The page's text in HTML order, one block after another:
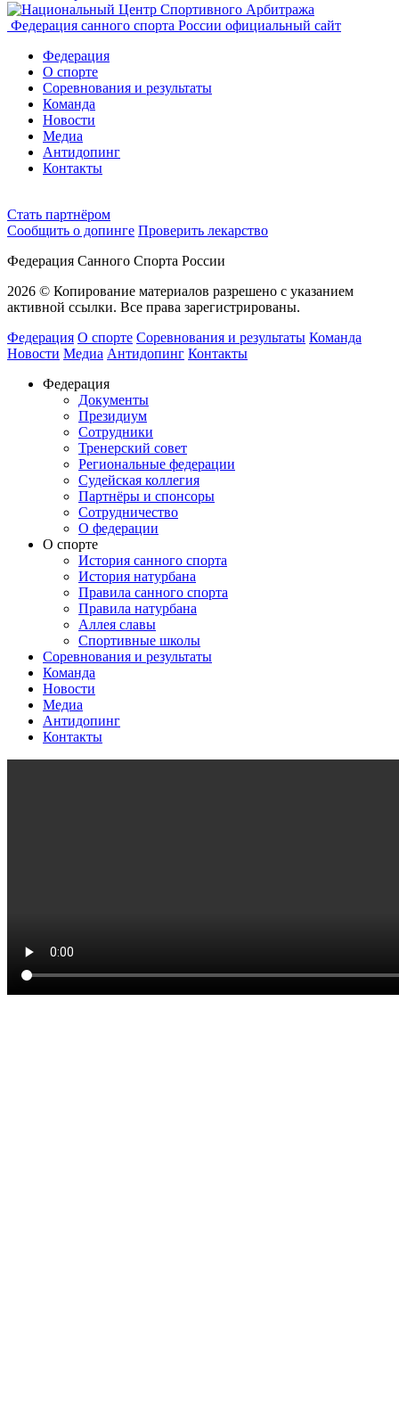
Федерация санного спорта России официальный сайт
Федерация
О спорте
Соревнования и результаты
Команда
Новости
Медиа
Антидопинг
Контакты
Cтать партнёром
Сообщить о допинге Проверить лекарство
Федерация Санного Спорта России
2026 © Копирование материалов разрешено с указанием
активной ссылки. Все права зарегистрированы.
Федерация О спорте Соревнования и результаты Команда
Новости Медиа Антидопинг Контакты
Федерация
Документы
Президиум
Сотрудники
Тренерский совет
Региональные федерации
Судейская коллегия
Партнёры и спонсоры
Сотрудничество
О федерации
О спорте
История санного спорта
История натурбана
Правила санного спорта
Правила натурбана
Аллея славы
Спортивные школы
Соревнования и результаты
Команда
Новости
Медиа
Антидопинг
Контакты